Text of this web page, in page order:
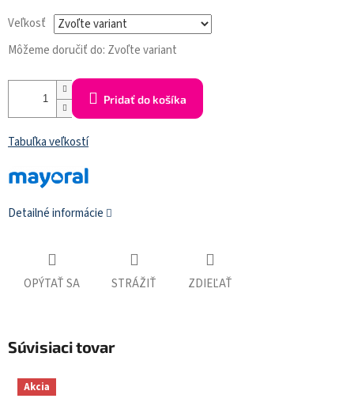
Veľkosť
Môžeme doručiť do: Zvoľte variant
Pridať do košíka
Tabuľka veľkostí
Detailné informácie
OPÝTAŤ SA STRÁŽIŤ ZDIEĽAŤ
Súvisiaci tovar
Akcia